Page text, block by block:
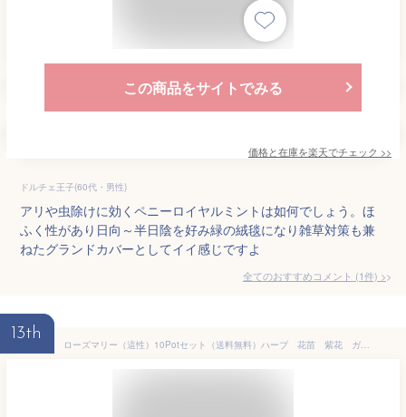
この商品をサイトでみる
価格と在庫を楽天でチェック >>
ドルチェ王子(60代・男性)
アリや虫除けに効くペニーロイヤルミントは如何でしょう。ほ
ふく性があり日向～半日陰を好み緑の絨毯になり雑草対策も兼
ねたグランドカバーとしてイイ感じですよ
全てのおすすめコメント (1件) >
13th
ローズマリー（這性）10Potセット（送料無料）ハーブ 花苗 紫花 ガーデニング グランドカバー 下草 常緑 芳香